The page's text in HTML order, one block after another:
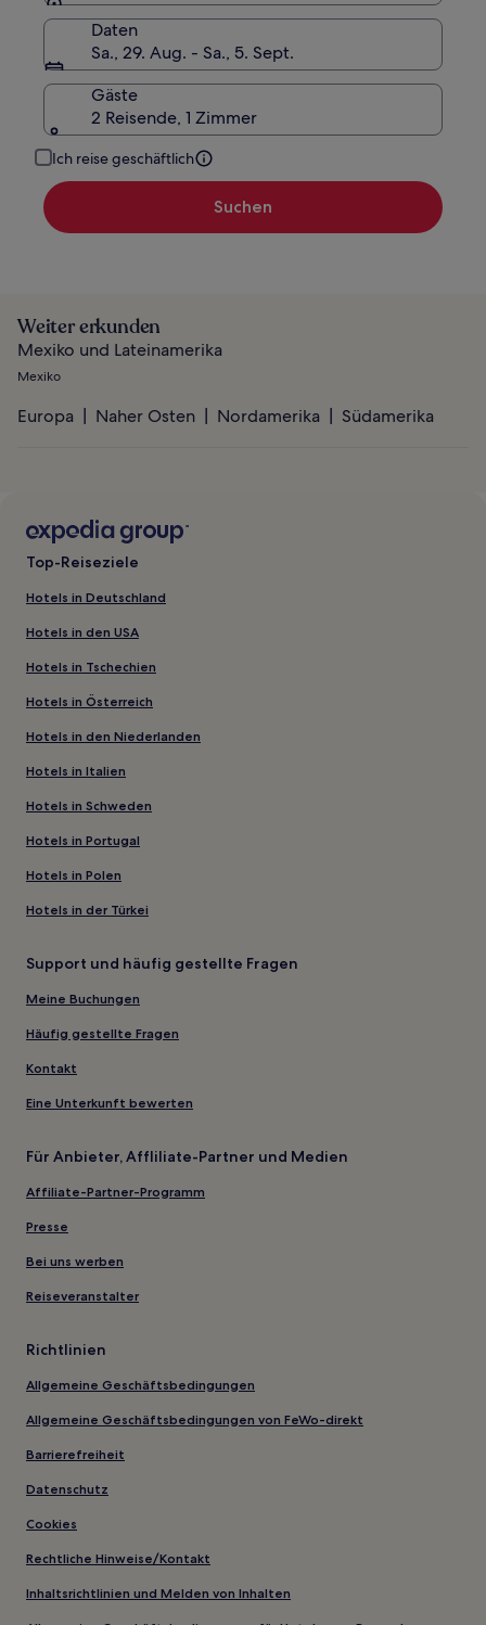
Daten
Sa., 29. Aug. - Sa., 5. Sept.
Gäste
2 Reisende, 1 Zimmer
Ich reise geschäftlich
Suchen
Weiter erkunden
Mexiko und Lateinamerika
Mexiko
Europa Naher Osten Nordamerika Südamerika
Top-Reiseziele
Hotels in Deutschland
Hotels in den USA
Hotels in Tschechien
Hotels in Österreich
Hotels in den Niederlanden
Hotels in Italien
Hotels in Schweden
Hotels in Portugal
Hotels in Polen
Hotels in der Türkei
Support und häufig gestellte Fragen
Meine Buchungen
Häufig gestellte Fragen
Kontakt
Eine Unterkunft bewerten
Für Anbieter, Affliliate-Partner und Medien
Affiliate-Partner-Programm
Presse
Bei uns werben
Reiseveranstalter
Richtlinien
Allgemeine Geschäftsbedingungen
Allgemeine Geschäftsbedingungen von FeWo-direkt
Barrierefreiheit
Datenschutz
Cookies
Rechtliche Hinweise/Kontakt
Inhaltsrichtlinien und Melden von Inhalten